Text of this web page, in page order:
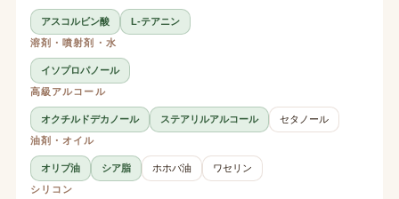
アスコルビン酸
L-テアニン
溶剤・噴射剤・水
イソプロパノール
高級アルコール
オクチルドデカノール ステアリルアルコール
セタノール
油剤・オイル
オリブ油 シア脂 ホホバ油
ワセリン
シリコン